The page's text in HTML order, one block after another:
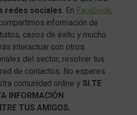
redes sociales. EnFacebook,
información de
casos de éxito y mucho
interactuar con otros
del sector, resolver tus
de contactos. No esperes
comunidad online y SI TE
INFORMACIÓN
TUS AMIGOS.